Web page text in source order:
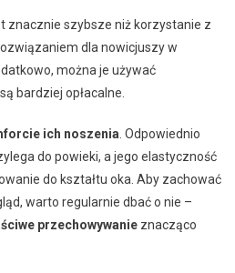
znacznie szybsze niż korzystanie z
dla nowicjuszy w
można je używać
bardziej opłacalne.
ich noszenia . Odpowiednio
do powieki, a jego elastyczność
do kształtu oka. Aby zachować
warto regularnie dbać o nie –
przechowywanieznacząco